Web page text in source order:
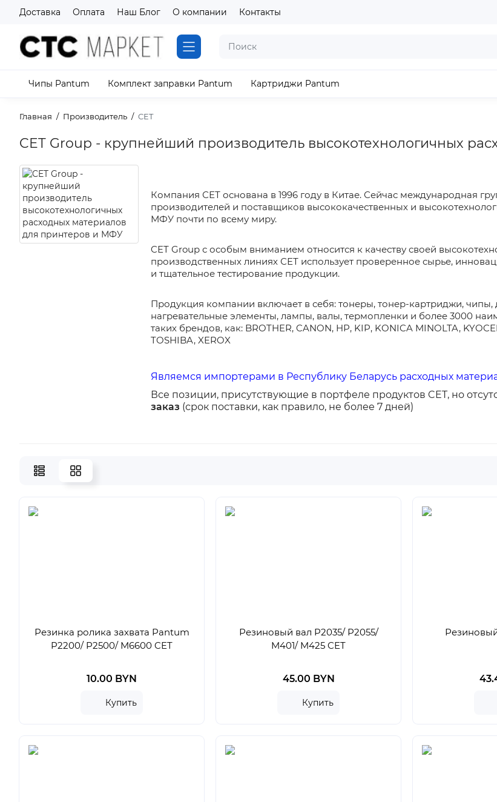
Доставка Оплата Наш Блог О компании Контакты
Чипы Pantum Комплект заправки Pantum Картриджи Pantum
Главная Производитель CET
CET Group - крупнейший производитель высокотехнологичных
Компания СЕТ основана в 1996 году в Китае. Сейчас международная
производителей и поставщиков высококачественных и
МФУ почти по всему миру.
CET Group с особым вниманием относится к качеству своей
производственных линиях СЕТ использует проверенное сырье,
и тщательное тестирование продукции.
Продукция компании включает в себя: тонеры, тонер-картриджи,
нагревательные элементы, лампы, валы, термопленки и более 3000
таких брендов, как: BROTHER, CANON, HP, KIP, KONICA MINOLTA,
TOSHIBA, XEROX
Являемся импортерами в Республику Беларусь расходных
Все позиции, присутствующие в портфеле продуктов CET, но
заказ (срок поставки, как правило, не более 7 дней)
Резинка ролика захвата Pantum
P2200/ P2500/ M6600 CET
10.00 BYN
Купить
Резиновый вал P2035/ P2055/
M401/ M425 CET
45.00 BYN
Купить
Резиновый